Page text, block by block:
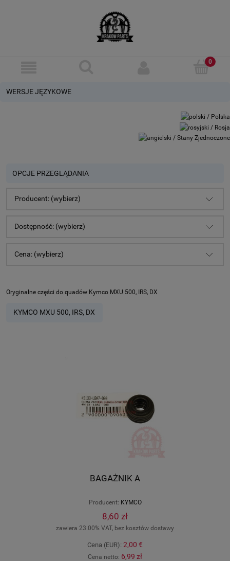
WERSJE JĘZYKOWE
OPCJE PRZEGLĄDANIA
Producent: (wybierz)
Dostępność: (wybierz)
Cena: (wybierz)
Oryginalne części do quadów Kymco MXU 500, IRS, DX
KYMCO MXU 500, IRS, DX
BAGAŻNIK A
Producent: KYMCO
8,60 zł
zawiera 23.00% VAT, bez kosztów dostawy
Cena (EUR): 2,00 €
Cena netto: 6,99 zł